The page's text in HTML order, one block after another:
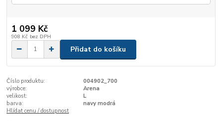
1 099 Kč
908 Kč bez DPH
Přidat do košíku
Číslo produktu:
004902_700
výrobce:
Arena
velikost:
L
barva:
navy modrá
Hlídat cenu / dostupnost